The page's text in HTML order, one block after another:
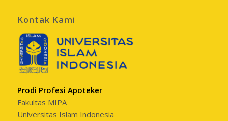
Kontak Kami
Prodi Profesi Apoteker
Fakultas MIPA
Universitas Islam Indonesia